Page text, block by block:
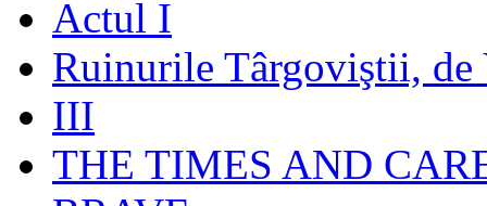
Actul I
Ruinurile Târgoviştii, de
III
THE TIMES AND